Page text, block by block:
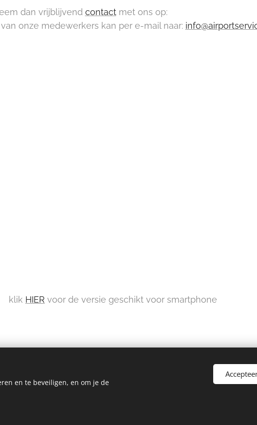
dan vrijblijvend contactmet ons op:
onze medewerkers kan per e-mail naar:
klik HIER voor de versie geschikt voor smartphone
enprivacyverklaring
en te beveiligen, en om je de